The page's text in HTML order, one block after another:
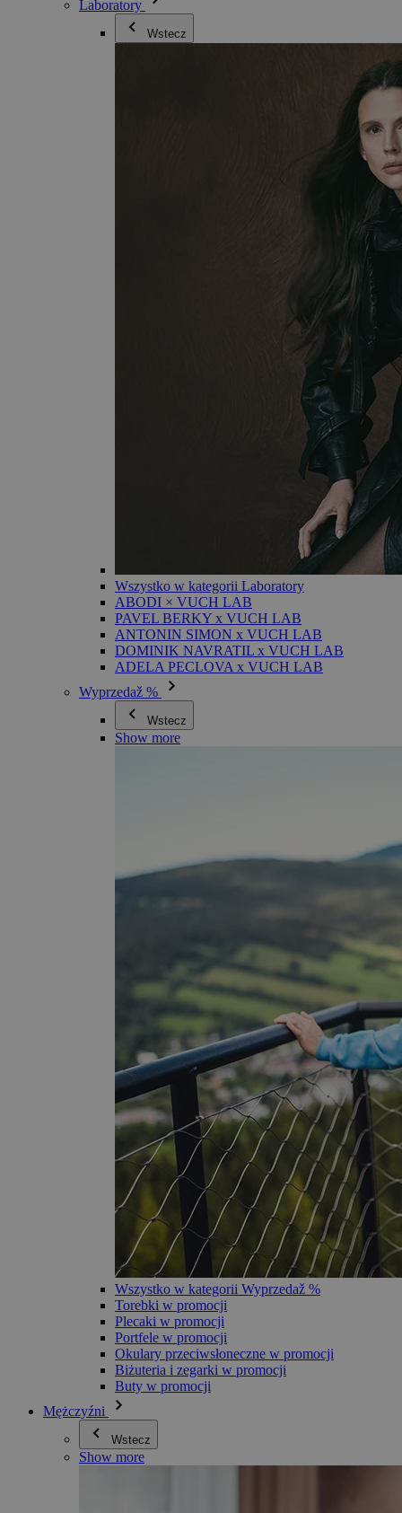
Laboratory
Wstecz
Wszystko w kategorii Laboratory
ABODI × VUCH LAB
PAVEL BERKY x VUCH LAB
ANTONIN SIMON x VUCH LAB
DOMINIK NAVRATIL x VUCH LAB
ADELA PECLOVA x VUCH LAB
Wyprzedaž %
Wstecz
Show more
Wszystko w kategorii Wyprzedaž %
Torebki w promocji
Plecaki w promocji
Portfele w promocji
Okulary przeciwsłoneczne w promocji
Biżuteria i zegarki w promocji
Buty w promocji
Mężczyźni
Wstecz
Show more